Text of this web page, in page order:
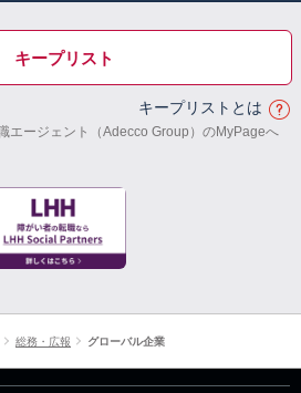
キープリスト
キープリストとは
エージェント（Adecco Group）のMyPageへ
総務・広報 グローバル企業